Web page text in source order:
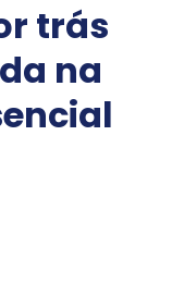
trás
na